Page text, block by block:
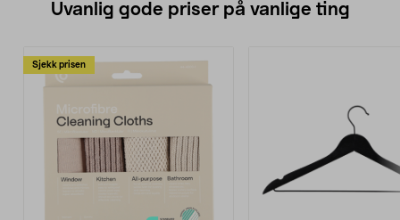
Uvanlig gode priser på vanlige ting
Sjekk prisen